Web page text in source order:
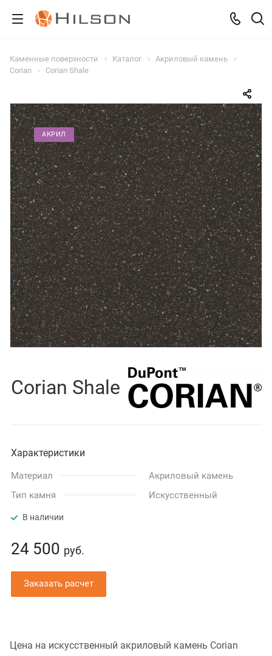
Каменные поверхности Каталог
Акриловый камень
Corian
Corian Shale
АКРИЛ
Corian Shale
Характеристики
Материал
Акриловый камень
Тип камня
Искусственный
В наличии
24 500 руб.
Заказать расчет
Цена на искусственный акриловый камень Corian